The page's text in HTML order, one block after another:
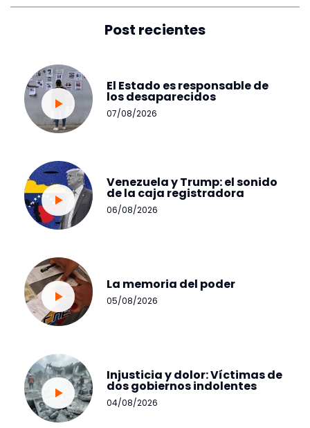
Post recientes
El Estado es responsable de
los desaparecidos
07/08/2026
Venezuela y Trump: el sonido
de la caja registradora
06/08/2026
La memoria del poder
05/08/2026
Injusticia y dolor: Víctimas de
dos gobiernos indolentes
04/08/2026